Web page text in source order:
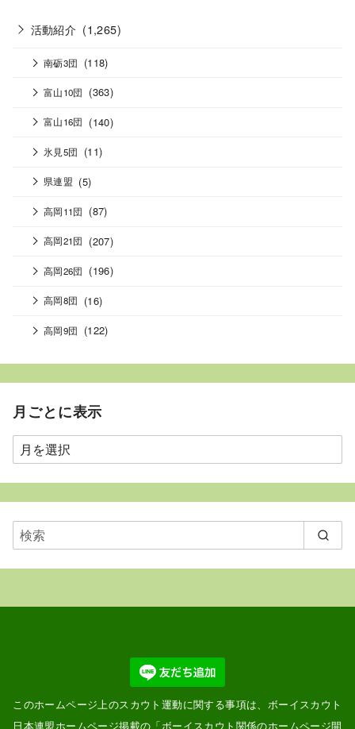
活動紹介 (1,265)
南砺3団 (118)
富山10団 (363)
富山16団 (140)
氷見5団 (11)
県連盟 (5)
高岡11団 (87)
高岡21団 (207)
高岡26団 (196)
高岡8団 (16)
高岡9団 (122)
月ごとに表示
月
ご
と
表
示
このホームページ上のスカウト運動に関する事項は、ボーイスカウト
日本連盟ホームページ掲載の「ボーイスカウト関係のホームページ開